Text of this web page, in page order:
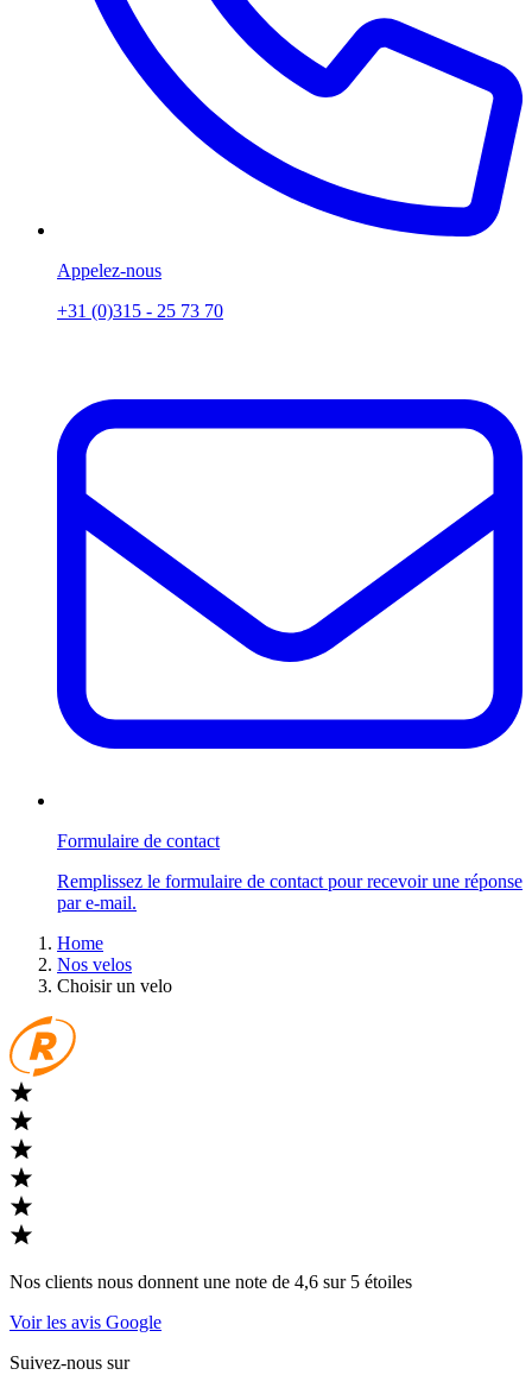
Appelez-nous
+31 (0)315 - 25 73 70
Formulaire de contact
Remplissez le formulaire de contact pour recevoir une réponse
par e-mail.
Home
Nos velos
Choisir un velo
Nos clients nous donnent une note de 4,6 sur 5 étoiles
Voir les avis Google
Suivez-nous sur